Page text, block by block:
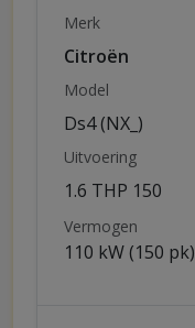
Merk
Citroën
Model
Ds4 (NX_)
Uitvoering
1.6 THP 150
Vermogen
110 kW (150 pk)